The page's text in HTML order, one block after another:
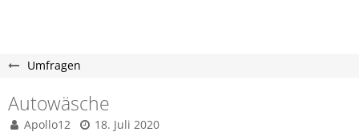
Umfragen
Autowäsche
Apollo12
18. Juli 2020